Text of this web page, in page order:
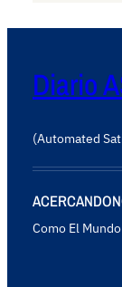
Diario
(Automated
Como El